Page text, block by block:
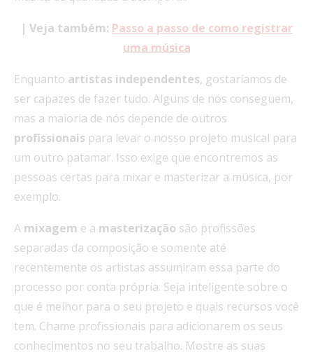
| Veja também: Passo a passo de como registrar
uma música
Enquanto artistas independentes, gostaríamos de
ser capazes de fazer tudo. Alguns de nós conseguem,
mas a maioria de nós depende de outros
profissionais para levar o nosso projeto musical para
um outro patamar. Isso exige que encontremos as
pessoas certas para mixar e masterizar a música, por
exemplo.
A mixagem e a masterização são profissões
separadas da composição e somente até
recentemente os artistas assumiram essa parte do
processo por conta própria. Seja inteligente sobre o
que é melhor para o seu projeto e quais recursos você
tem. Chame profissionais para adicionarem os seus
conhecimentos no seu trabalho. Mostre as suas